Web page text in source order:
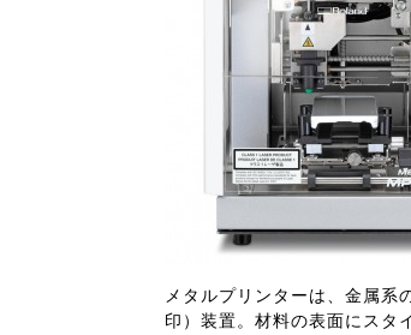
メタルプリンターは、金属系
印）装置。材料の表面にスタ